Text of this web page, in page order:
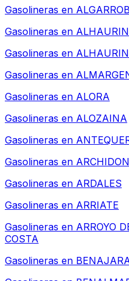
Gasolineras en
Gasolineras en
Gasolineras en
Gasolineras en
Gasolineras en ALORA
Gasolineras en ALOZAINA
Gasolineras en
Gasolineras en
Gasolineras en ARDALES
Gasolineras en ARRIATE
Gasolineras en ARROYO
COSTA
Gasolineras en